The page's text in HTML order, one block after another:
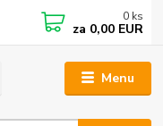
Menu
0 ks
za 0,00 EUR